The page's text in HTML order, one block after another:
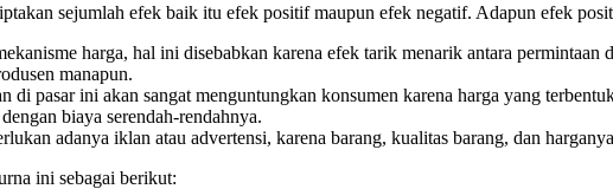
sejumlah efek baik itu efek positif maupun efek negatif. Adapun efek
harga, hal ini disebabkan karena efek tarik menarik antara
manapun.
pasar ini akan sangat menguntungkan konsumen karena harga yang
biaya serendah-rendahnya.
adanya iklan atau advertensi, karena barang, kualitas barang, dan
ini sebagai berikut: